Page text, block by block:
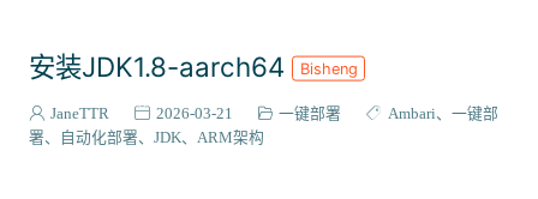
安装JDK1.8-aarch64 Bisheng
JaneTTR 2026-03-21 一键部署 Ambari
一键部
署
自动化部署 JDK ARM架构